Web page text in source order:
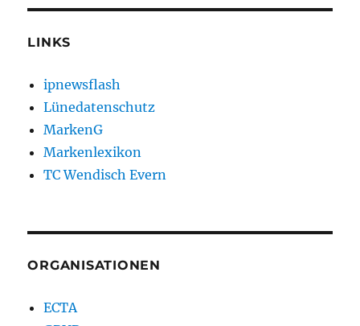
LINKS
ipnewsflash
Lünedatenschutz
MarkenG
Markenlexikon
TC Wendisch Evern
ORGANISATIONEN
ECTA